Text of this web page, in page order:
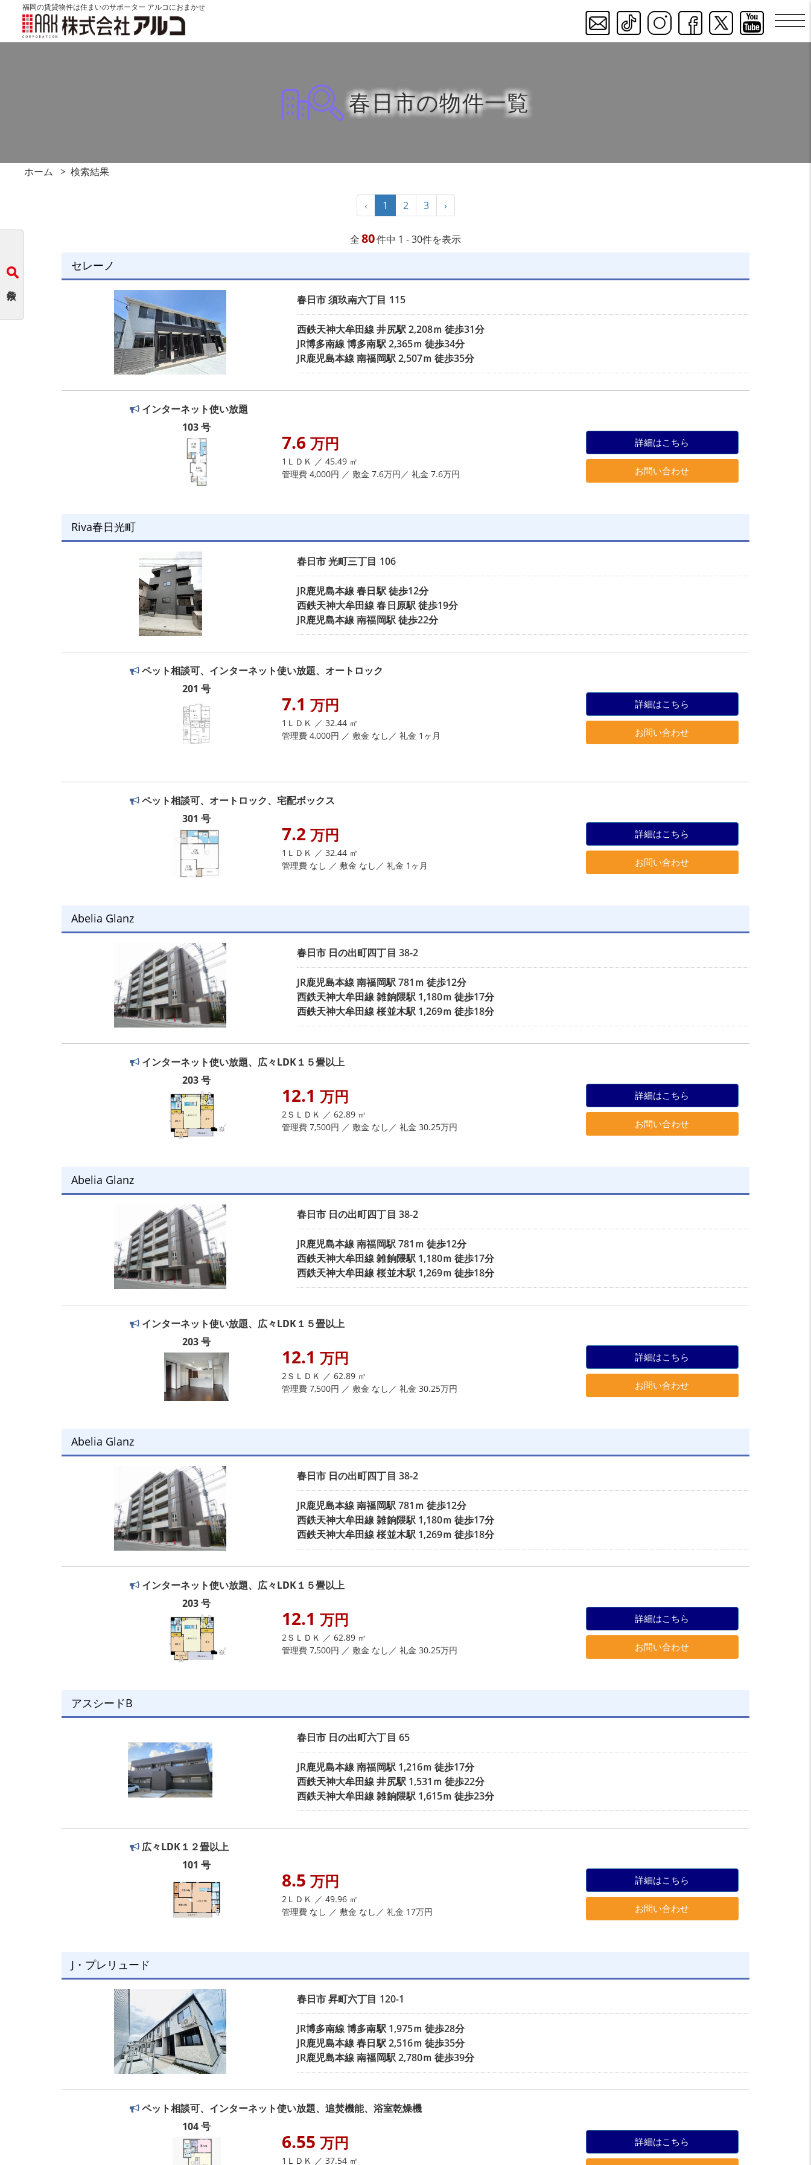
福岡の賃貸物件は住まいのサポーター アルコにおまかせ
春日市の物件一覧
ホーム 検索結果
‹ 1 2 3 ›
全80件中 1 - 30件を表示
セレーノ
春日市須玖南六丁目 115
西鉄天神大牟田線井尻駅2,208ｍ 徒歩31分
JR博多南線博多南駅2,365ｍ 徒歩34分
JR鹿児島本線南福岡駅2,507ｍ 徒歩35分
インターネット使い放題
103 号
7.6 万円
1ＬＤＫ ／ 45.49 ㎡
管理費 4,000円 ／ 敷金 7.6万円／ 礼金 7.6万円
詳細はこちら
お問い合わせ
Riva春日光町
春日市光町三丁目 106
JR鹿児島本線春日駅徒歩12分
西鉄天神大牟田線春日原駅徒歩19分
JR鹿児島本線南福岡駅徒歩22分
ペット相談可、インターネット使い放題、オートロック
201 号
7.1 万円
1ＬＤＫ ／ 32.44 ㎡
管理費 4,000円 ／ 敷金 なし／ 礼金 1ヶ月
詳細はこちら
お問い合わせ
ペット相談可、オートロック、宅配ボックス
301 号
7.2 万円
1ＬＤＫ ／ 32.44 ㎡
管理費 なし ／ 敷金 なし／ 礼金 1ヶ月
詳細はこちら
お問い合わせ
Abelia Glanz
春日市 日の出町四丁目 38-2
JR鹿児島本線南福岡駅781ｍ 徒歩12分
西鉄天神大牟田線雑餉隈駅1,180ｍ 徒歩17分
西鉄天神大牟田線桜並木駅1,269ｍ 徒歩18分
インターネット使い放題、広々LDK１５畳以上
203 号
12.1 万円
2ＳＬＤＫ ／ 62.89 ㎡
管理費 7,500円 ／ 敷金 なし／ 礼金 30.25万円
詳細はこちら
お問い合わせ
Abelia Glanz
春日市 日の出町四丁目 38-2
JR鹿児島本線南福岡駅781ｍ 徒歩12分
西鉄天神大牟田線雑餉隈駅1,180ｍ 徒歩17分
西鉄天神大牟田線桜並木駅1,269ｍ 徒歩18分
インターネット使い放題、広々LDK１５畳以上
203 号
12.1 万円
2ＳＬＤＫ ／ 62.89 ㎡
管理費 7,500円 ／ 敷金 なし／ 礼金 30.25万円
詳細はこちら
お問い合わせ
Abelia Glanz
春日市 日の出町四丁目 38-2
JR鹿児島本線南福岡駅781ｍ 徒歩12分
西鉄天神大牟田線雑餉隈駅1,180ｍ 徒歩17分
西鉄天神大牟田線桜並木駅1,269ｍ 徒歩18分
インターネット使い放題、広々LDK１５畳以上
203 号
12.1 万円
2ＳＬＤＫ ／ 62.89 ㎡
管理費 7,500円 ／ 敷金 なし／ 礼金 30.25万円
詳細はこちら
お問い合わせ
アスシードB
春日市 日の出町六丁目 65
JR鹿児島本線南福岡駅1,216ｍ 徒歩17分
西鉄天神大牟田線井尻駅1,531ｍ 徒歩22分
西鉄天神大牟田線雑餉隈駅1,615ｍ 徒歩23分
広々LDK１２畳以上
101 号
8.5 万円
2ＬＤＫ ／ 49.96 ㎡
管理費 なし ／ 敷金 なし／ 礼金 17万円
詳細はこちら
お問い合わせ
J・プレリュード
春日市昇町六丁目 120-1
JR博多南線博多南駅1,975ｍ 徒歩28分
JR鹿児島本線春日駅2,516ｍ 徒歩35分
JR鹿児島本線南福岡駅2,780ｍ 徒歩39分
ペット相談可、インターネット使い放題、追焚機能、浴室乾燥機
104 号
6.55 万円
1ＬＤＫ ／ 37.54 ㎡
詳細はこちら